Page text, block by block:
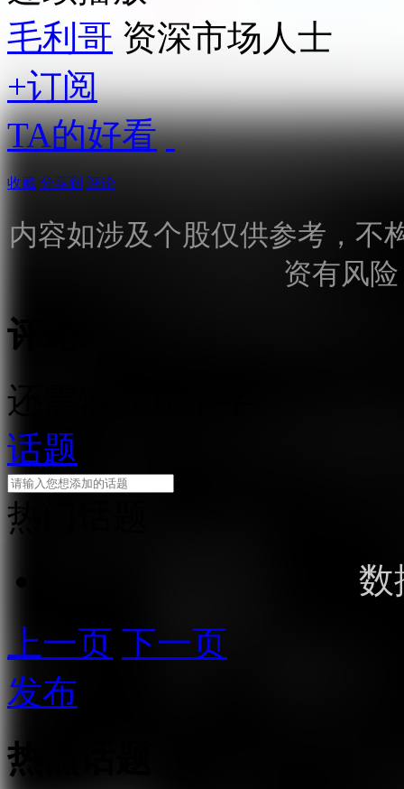
毛利哥 资深市场人士
+订阅
TA的好看
收藏 分享到 评论
内容如涉及个股仅供参考，不
资有风
评论
还需输入10个字
话题
热门话题
数
上一页 下一页
发布
热点话题